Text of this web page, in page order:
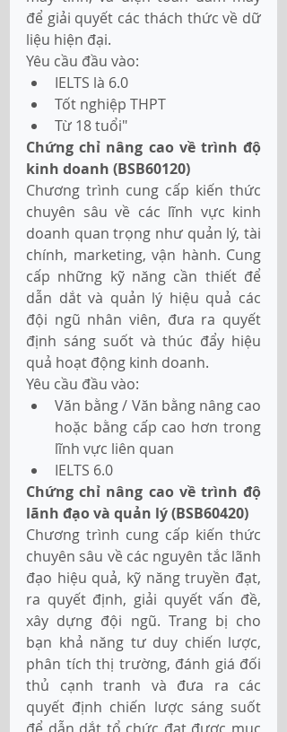
để giải quyết các thách thức về dữ
liệu hiện đại.
Yêu cầu đầu vào:
IELTS là 6.0
Tốt nghiệp THPT
Từ 18 tuổi"
Chứng chỉ nâng cao về trình độ
kinh doanh (BSB60120)
Chương trình cung cấp kiến thức
chuyên sâu về các lĩnh vực kinh
doanh quan trọng như quản lý, tài
chính, marketing, vận hành. Cung
cấp những kỹ năng cần thiết để
dẫn dắt và quản lý hiệu quả các
đội ngũ nhân viên, đưa ra quyết
định sáng suốt và thúc đẩy hiệu
quả hoạt động kinh doanh.
Yêu cầu đầu vào:
Văn bằng / Văn bằng nâng cao
hoặc bằng cấp cao hơn trong
lĩnh vực liên quan
IELTS 6.0
Chứng chỉ nâng cao về trình độ
lãnh đạo và quản lý (BSB60420)
Chương trình cung cấp kiến thức
chuyên sâu về các nguyên tắc lãnh
đạo hiệu quả, kỹ năng truyền đạt,
ra quyết định, giải quyết vấn đề,
xây dựng đội ngũ. Trang bị cho
bạn khả năng tư duy chiến lược,
phân tích thị trường, đánh giá đối
thủ cạnh tranh và đưa ra các
quyết định chiến lược sáng suốt